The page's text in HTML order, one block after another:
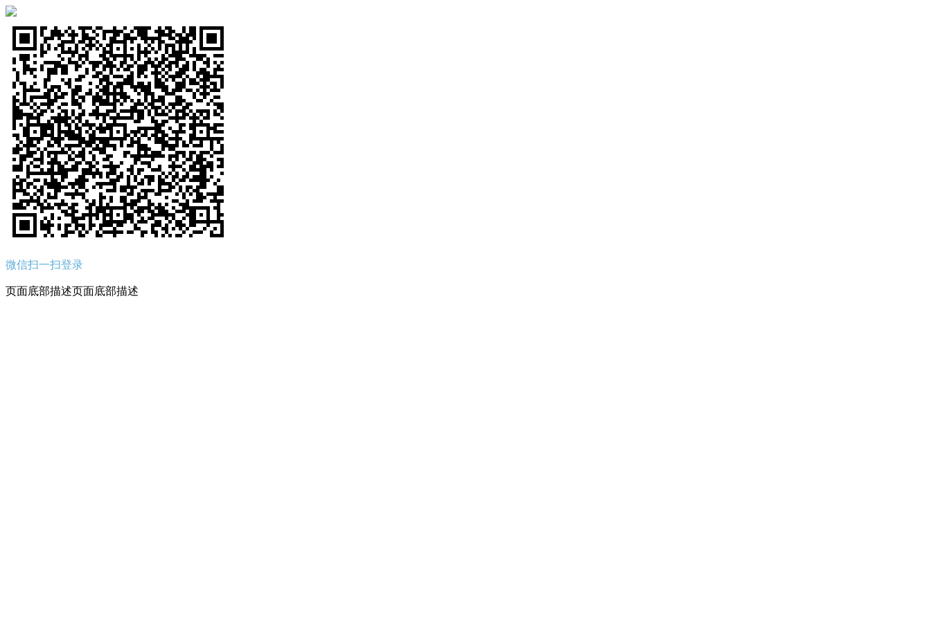
微信扫一扫登录
页面底部描述页面底部描述